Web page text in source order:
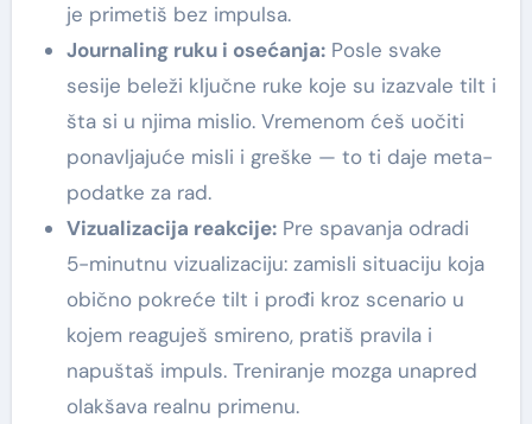
je primetiš bez impulsa.
Journaling ruku i osećanja:Posle svake
sesije beleži ključne ruke koje su izazvale tilt i
šta si u njima mislio. Vremenom ćeš uočiti
ponavljajuće misli i greške — to ti daje meta-
podatke za rad.
Vizualizacija reakcije:Pre spavanja odradi
5-minutnu vizualizaciju: zamisli situaciju koja
obično pokreće tilt i prođi kroz scenario u
kojem reaguješ smireno, pratiš pravila i
napuštaš impuls. Treniranje mozga unapred
olakšava realnu primenu.